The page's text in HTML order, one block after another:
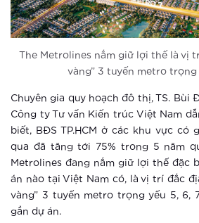
The Metrolines nắm giữ lợi thế là vị
vàng” 3 tuyến metro trọng
Chuyên gia quy hoạch đô thị, TS. Bùi
Công ty Tư vấn Kiến trúc Việt Nam
biết, BĐS TP.HCM ở các khu vực có
qua đã tăng tới 75% trong 5 năm
Metrolines đang nắm giữ lợi thế đặc
án nào tại Việt Nam có, là vị trí đắc
vàng” 3 tuyến metro trọng yếu 5, 6,
gần dự án.
Thông báo thay
quan
Xem thêm
Một ngày có thể
Vinhomes Smart
Xem thêm
Đô thị thông minh
của người lớn tuổi